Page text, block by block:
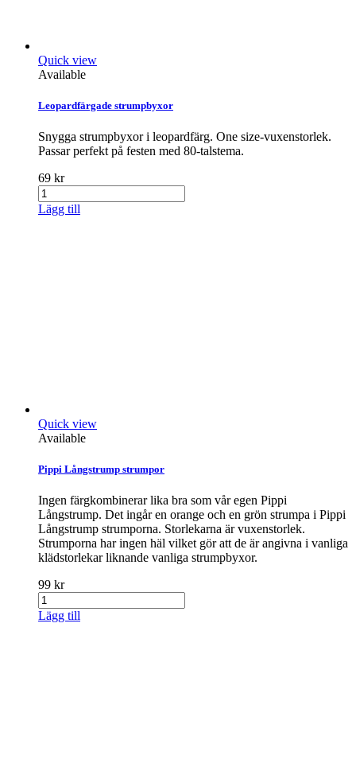
Quick view
Available
Leopardfärgade strumpbyxor
Snygga strumpbyxor i leopardfärg. One size-vuxenstorlek.
Passar perfekt på festen med 80-talstema.
69 kr
Lägg till
Quick view
Available
Pippi Långstrump strumpor
Ingen färgkombinerar lika bra som vår egen Pippi
Långstrump. Det ingår en orange och en grön strumpa i Pippi
Långstrump strumporna. Storlekarna är vuxenstorlek.
Strumporna har ingen häl vilket gör att de är angivna i vanliga
klädstorlekar liknande vanliga strumpbyxor.
99 kr
Lägg till